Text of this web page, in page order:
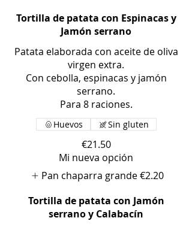
Tortilla de patata con Espinacas y
Jamón serrano
Patata elaborada con aceite de oliva
virgen extra.
Con cebolla, espinacas y jamón
serrano.
Para 8 raciones.
€21.50
Huevos Sin gluten
Mi nueva opción
Pan chaparra grande€2.20
Tortilla de patata con Jamón
serrano y Calabacín